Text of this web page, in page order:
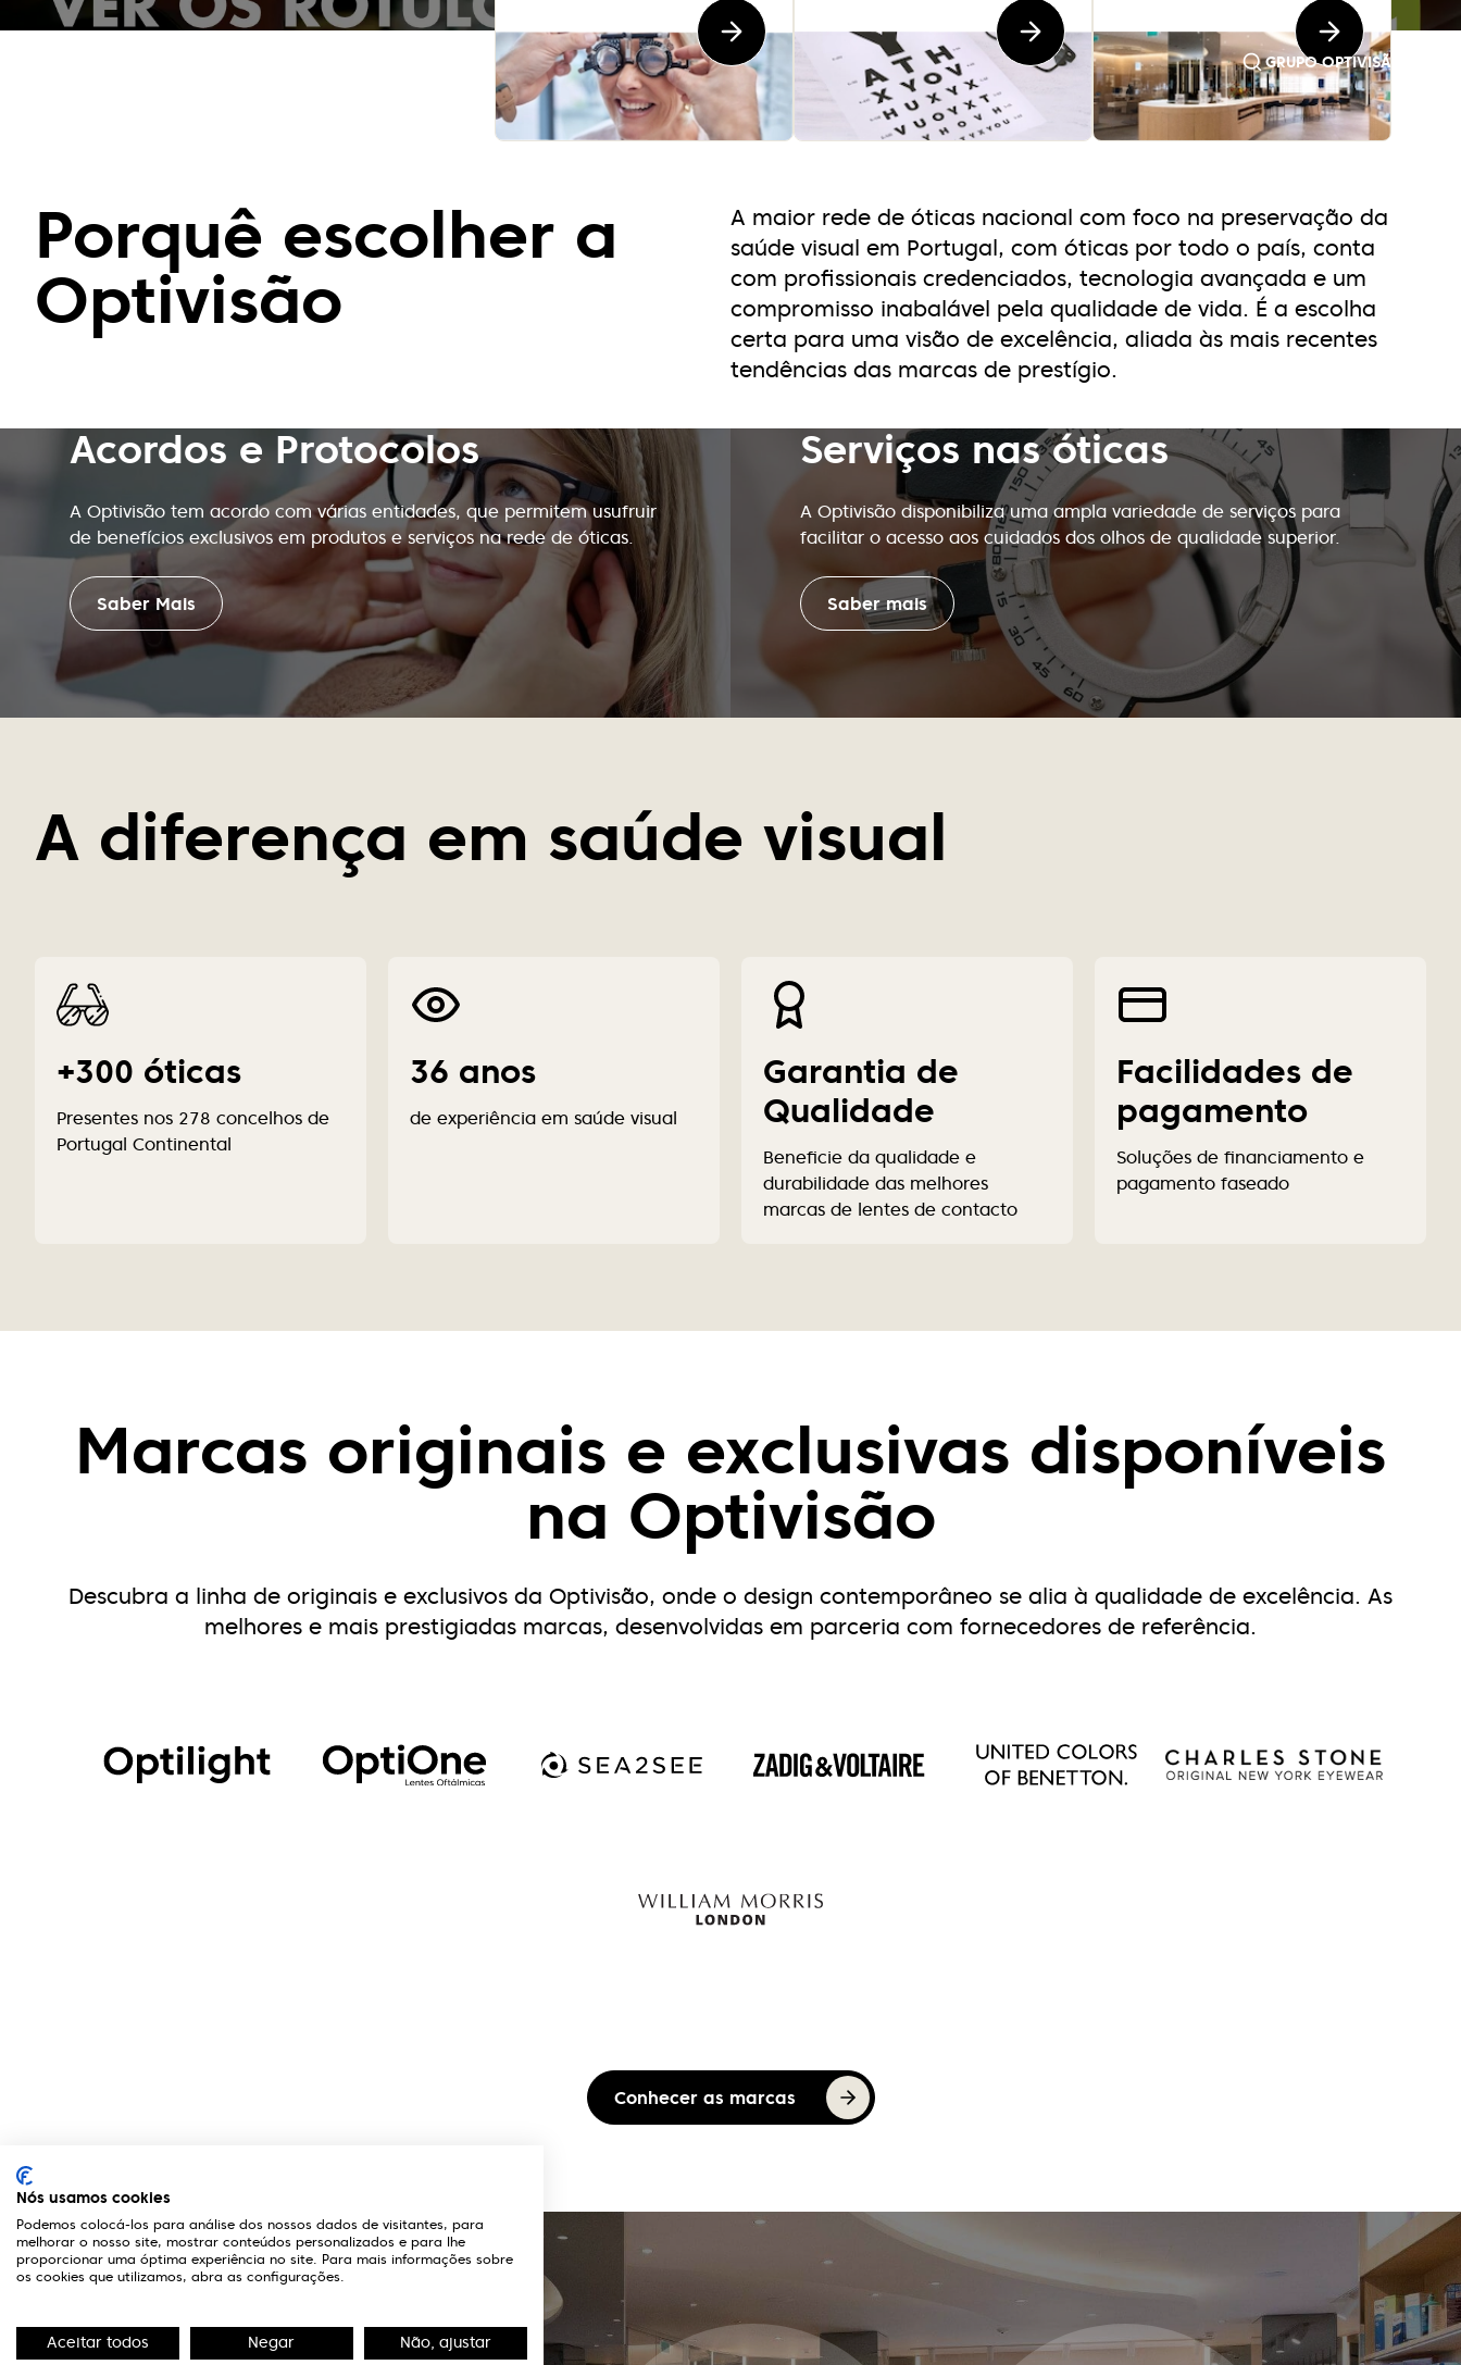
GRUPO OPTIVISÃO
Porquê escolher a
Optivisão
A maior rede de óticas nacional com foco na preservação da
saúde visual em Portugal, com óticas por todo o país, conta
com profissionais credenciados, tecnologia avançada e um
compromisso inabalável pela qualidade de vida. É a escolha
certa para uma visão de excelência, aliada às mais recentes
tendências das marcas de prestígio.
Acordos e Protocolos
A Optivisão tem acordo com várias entidades, que permitem usufruir
de benefícios exclusivos em produtos e serviços na rede de óticas.
Saber Mais
Serviços nas óticas
A Optivisão disponibiliza uma ampla variedade de serviços para
facilitar o acesso aos cuidados dos olhos de qualidade superior.
Saber mais
A diferença em saúde visual
+300 óticas
Presentes nos 278 concelhos de
Portugal Continental
36 anos
de experiência em saúde visual
Garantia de
Qualidade
Beneficie da qualidade e
durabilidade das melhores
marcas de lentes de contacto
Facilidades de
pagamento
Soluções de financiamento e
pagamento faseado
Marcas originais e exclusivas disponíveis
na Optivisão
Descubra a linha de originais e exclusivos da Optivisão, onde o design contemporâneo se alia à qualidade de excelência. As
melhores e mais prestigiadas marcas, desenvolvidas em parceria com fornecedores de referência.
Conhecer as marcas
Nós usamos cookies
Podemos colocá-los para análise dos nossos dados de visitantes, para
melhorar o nosso site, mostrar conteúdos personalizados e para lhe
proporcionar uma óptima experiência no site. Para mais informações sobre
os cookies que utilizamos, abra as configurações.
Aceitar todos Negar Não, ajustar